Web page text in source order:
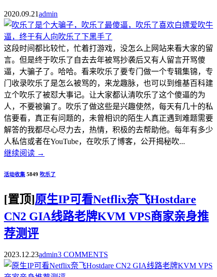
2020.09.21admin
这段时间都比较忙，忙着打游戏，没怎么上网站来看大家的留
言。但是终于吹乐了自去去年被骂抄袭后又有人留言开骂傻
逼，大骗子了。哈哈。看来吹乐了要专门做一个专辑集锦，专
门收录吹乐了是怎么被骂的，来龙趣脉，也可以到维基百科建
立个吹乐了被怼大事记。让大家都认清吹乐了这个傻逼的为
人，不要被骗了。吹乐了做这些是兴趣使然，每天有几十的私
信要看，真正有问题的，未曾相识的陌生人真正遇到难题需要
解答的我都尽心尽力去，热情，积极的去帮助他。每年有多少
人私信或者在YouTube，在吹乐了博客，公开揭秘吹...
继续阅读 →
活动收集 5849 吹乐了
[置顶]原生IP可看Netflix奈飞Hostdare
CN2 GIA线路老牌KVM VPS商家亲身推
荐测评
2023.12.23admin3 COMMENTS